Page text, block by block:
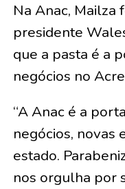
Na Anac, Mailza
presidente
que a pasta é a
negócios no
“A Anac é a
negócios, novas
estado.
nos orgulha por